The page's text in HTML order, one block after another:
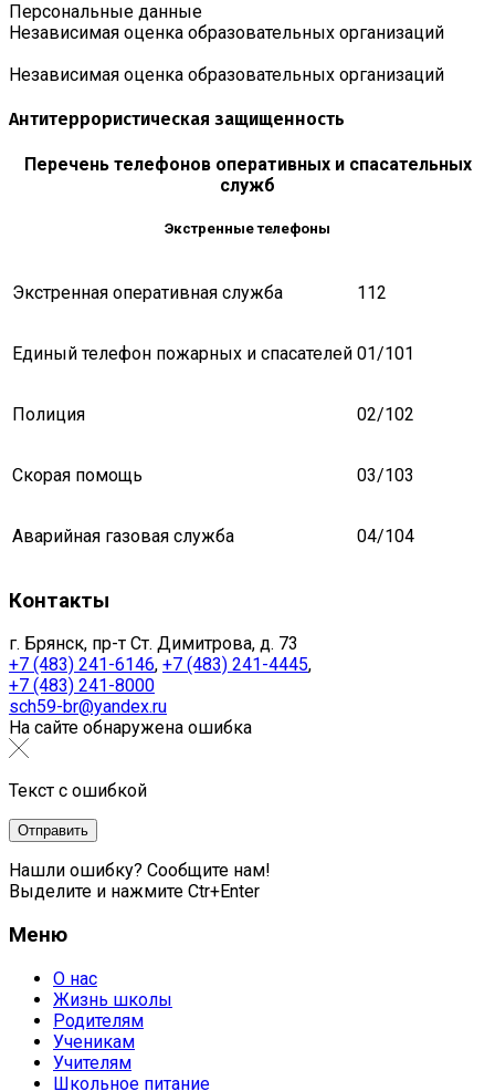
Персональные данные
Независимая оценка образовательных организаций
Независимая оценка образовательных организаций
Антитеррористическая защищенность
Перечень телефонов оперативных и спасательных
служб
Экстренные телефоны
Экстренная оперативная служба 112
Единый телефон пожарных и спасателей 01/101
Полиция 02/102
Скорая помощь 03/103
Аварийная газовая служба 04/104
Контакты
г. Брянск, пр-т Ст. Димитрова, д. 73
+7 (483) 241-6146, +7 (483) 241-4445,
+7 (483) 241-8000
sch59-br@yandex.ru
На сайте обнаружена ошибка
Текст с ошибкой
Нашли ошибку? Сообщите нам!
Выделите и нажмите Ctr+Enter
Меню
О нас
Жизнь школы
Родителям
Ученикам
Учителям
Школьное питание